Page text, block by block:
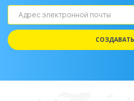
Адрес
электронной
почты
СОЗДАВАТЬ